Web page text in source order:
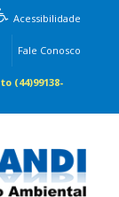
Acessibilidade
Fale Conosco
(44)99138-